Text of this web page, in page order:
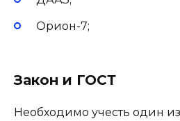
Орион-7;
Закон и ГОСТ
Необходимо учесть один